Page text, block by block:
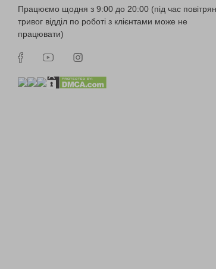
Працюємо щодня з 9:00 до 20:00 (під час
тривог відділ по роботі з клієнтами може не
працювати)